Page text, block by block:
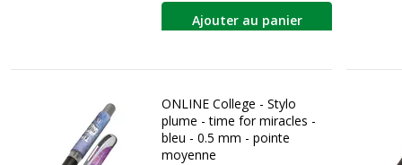
Ajouter au panier
ONLINE College - Stylo
plume - time for miracles -
bleu - 0.5 mm - pointe
moyenne